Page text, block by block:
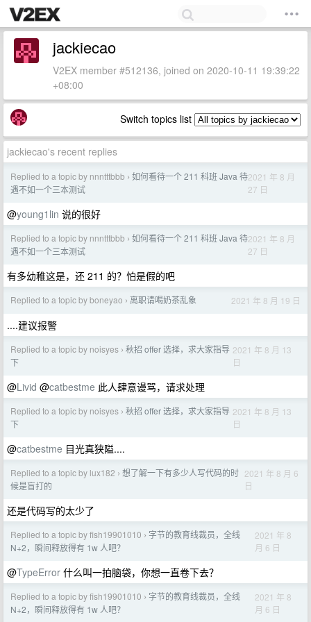
jackiecao
V2EX member #512136, joined on 2020-10-11 19:39:22
+08:00
Switch topics list
jackiecao's recent replies
Replied to a topic by nnntttbbb › 如何看待一个 211 科班 Java 待
遇不如一个三本测试
2021 年 8 月
27 日
@young1lin 说的很好
Replied to a topic by nnntttbbb › 如何看待一个 211 科班 Java 待
遇不如一个三本测试
2021 年 8 月
27 日
有多幼稚这是，还 211 的？怕是假的吧
Replied to a topic by boneyao › 离职请喝奶茶乱象 2021 年 8 月 19 日
....建议报警
Replied to a topic by noisyes › 秋招 offer 选择，求大家指导
下
2021 年 8 月 13
日
@Livid @catbestme 此人肆意谩骂，请求处理
Replied to a topic by noisyes › 秋招 offer 选择，求大家指导
下
2021 年 8 月 13
日
@catbestme 目光真狭隘....
Replied to a topic by lux182 › 想了解一下有多少人写代码的时
候是盲打的
2021 年 8 月 6
日
还是代码写的太少了
Replied to a topic by fish19901010 › 字节的教育线裁员，全线
N+2，瞬间释放得有 1w 人吧？
2021 年 8
月 6 日
@TypeError 什么叫一拍脑袋，你想一直卷下去？
Replied to a topic by fish19901010 › 字节的教育线裁员，全线
N+2，瞬间释放得有 1w 人吧？
2021 年 8
月 6 日